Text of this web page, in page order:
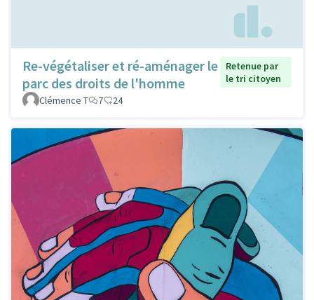
Re-végétaliser et ré-aménager le
parc des droits de l'homme
Retenue par
le tri citoyen
Clémence T
7 24